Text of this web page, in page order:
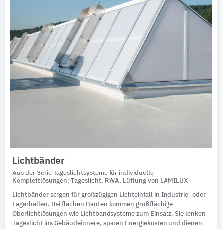
CAD-Details
Architekturobjekte
Expertenprofile
Lichtbänder
Aus der Serie Tageslichtsysteme für individuelle
Komplettlösungen: Tageslicht, RWA, Lüftung von LAMILUX
Lichtbänder sorgen für großzügigen Lichteinfall in Industrie- oder
Lagerhallen. Bei flachen Bauten kommen großflächige
Oberlichtlösungen wie Lichtbandsysteme zum Einsatz. Sie lenken
Tageslicht ins Gebäudeinnere, sparen Energiekosten und dienen